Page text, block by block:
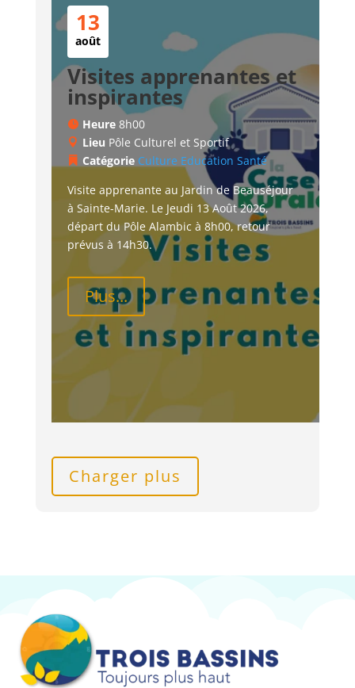
13
août
Visites apprenantes et
inspirantes
Heure 8h00
Lieu Pôle Culturel et Sportif
Catégorie Culture Education Santé
Visite apprenante au Jardin de Beauséjour
à Sainte-Marie. Le Jeudi 13 Août 2026,
départ du Pôle Alambic à 8h00, retour
prévus à 14h30.
Plus...
Charger plus